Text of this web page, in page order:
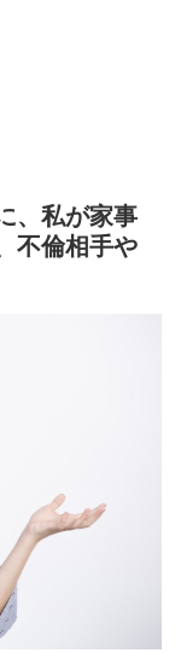
、私が家事
不倫相手や